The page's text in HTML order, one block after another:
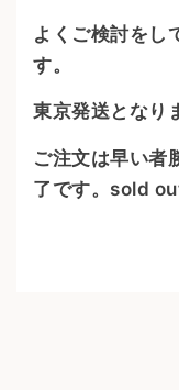
よくご検討をし
す。
東京発送となり
ご注文は早い者
了です。sold